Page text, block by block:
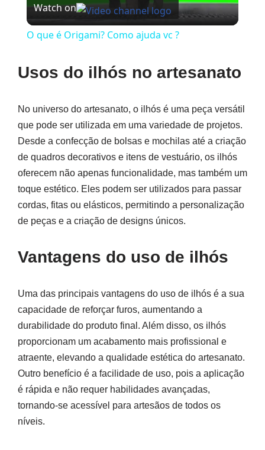
Video
Watch on
O que é Origami? Como ajuda vc ?
Usos do ilhós no artesanato
No universo do artesanato, o ilhós é uma peça versátil
que pode ser utilizada em uma variedade de projetos.
Desde a confecção de bolsas e mochilas até a criação
de quadros decorativos e itens de vestuário, os ilhós
oferecem não apenas funcionalidade, mas também um
toque estético. Eles podem ser utilizados para passar
cordas, fitas ou elásticos, permitindo a personalização
de peças e a criação de designs únicos.
Vantagens do uso de ilhós
Uma das principais vantagens do uso de ilhós é a sua
capacidade de reforçar furos, aumentando a
durabilidade do produto final. Além disso, os ilhós
proporcionam um acabamento mais profissional e
atraente, elevando a qualidade estética do artesanato.
Outro benefício é a facilidade de uso, pois a aplicação
é rápida e não requer habilidades avançadas,
tornando-se acessível para artesãos de todos os
níveis.